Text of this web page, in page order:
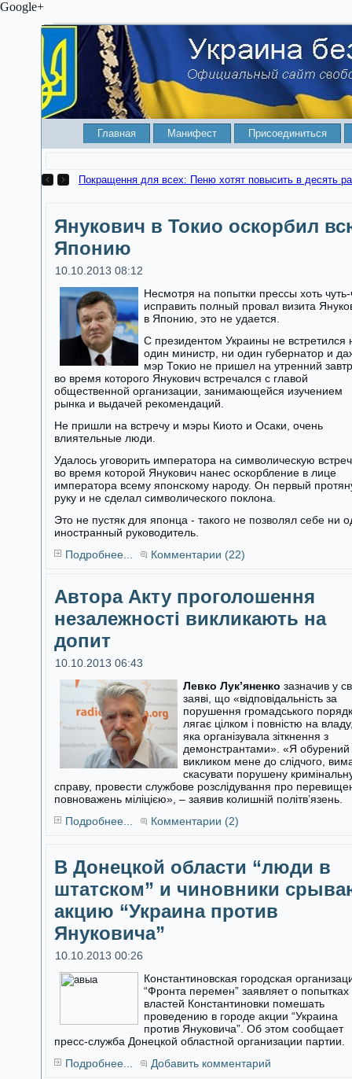
Google+
Главная Манифест Присоединиться
Покращення для всех: Пеню хотят повысить в десять
Янукович в Токио оскорбил
Японию
10.10.2013 08:12
Несмотря на попытки прессы хоть чуть-
исправить полный провал визита
в Японию, это не удается.
С президентом Украины не встретился
один министр, ни один губернатор и
мэр Токио не пришел на утренний
во время которого Янукович встречался с главой
общественной организации, занимающейся изучением
рынка и выдачей рекомендаций.
Не пришли на встречу и мэры Киото и Осаки, очень
влиятельные люди.
Удалось уговорить императора на символическую
во время которой Янукович нанес оскорбление в лице
императора всему японскому народу. Он первый
руку и не сделал символического поклона.
Это не пустяк для японца - такого не позволял себе ни
иностранный руководитель.
Подробнее...
Комментарии (22)
Автора Акту проголошення
незалежності викликають на
допит
10.10.2013 06:43
Левко Лук’яненко зазначив у
заяві, що «відповідальність за
порушення громадського
лягає цілком і повністю на
яка організувала зіткнення з
демонстрантами». «Я обурений
викликом мене до слідчого,
скасувати порушену
справу, провести службове розслідування про
повноважень міліцією», – заявив колишній політв’язень.
Подробнее...
Комментарии (2)
В Донецкой области “люди в
штатском” и чиновники
акцию “Украина против
Януковича”
10.10.2013 00:26
Константиновская городская
“Фронта перемен” заявляет о попытках
властей Константиновки помешать
проведению в городе акции “Украина
против Януковича”. Об этом сообщает
пресс-служба Донецкой областной организации партии.
Подробнее...
Добавить комментарий